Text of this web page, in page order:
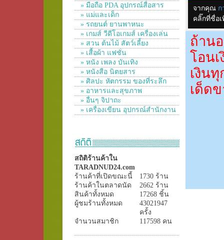
» มือถือ PDA อุปกรณ์สื่อสาร
» แม่และเด็ก
» รถยนต์ ยานพาหนะ
» เกมส์ วีดีโอเกมส์ เครื่องเล่น
» สวน ต้นไม้ สัตว์เลี้ยง
» เสื้อผ้า แฟชั่น
» หนัง เพลง บันเทิง
» หนังสือ นิตยสาร
» ศิลปะ หัตกรรม ของที่ระลึก
» อาหารและสุขภาพ
» อื่นๆ จิปาถะ
» เครื่องเขียน อุปกรณ์สำนักงาน
สถิติร้านค้าใน
TARADNUD24.com
ร้านค้าที่เปิดขณะนี้
1730 ร้าน
ร้านค้าในตลาดนัด
2662 ร้าน
สินค้าทั้งหมด
17268 ชิ้น
ผู้ชมร้านทั้งหมด
43021947
ครั้ง
จำนวนสมาชิก
117598 คน
จากคุณ ก
คลิ๊กที่ชื่อ
ถ้าน
โอน
เงิน
เด็ด